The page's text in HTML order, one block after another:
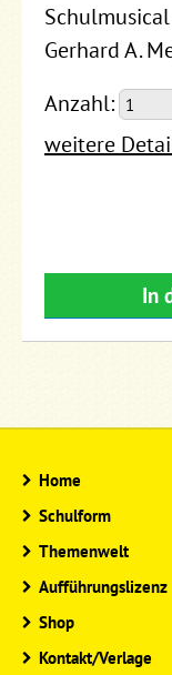
Gerhard A.
Anzahl:
weitere
In
Home
Schulform
Themenwelt
Aufführungslizenz
Shop
Kontakt/Verlage